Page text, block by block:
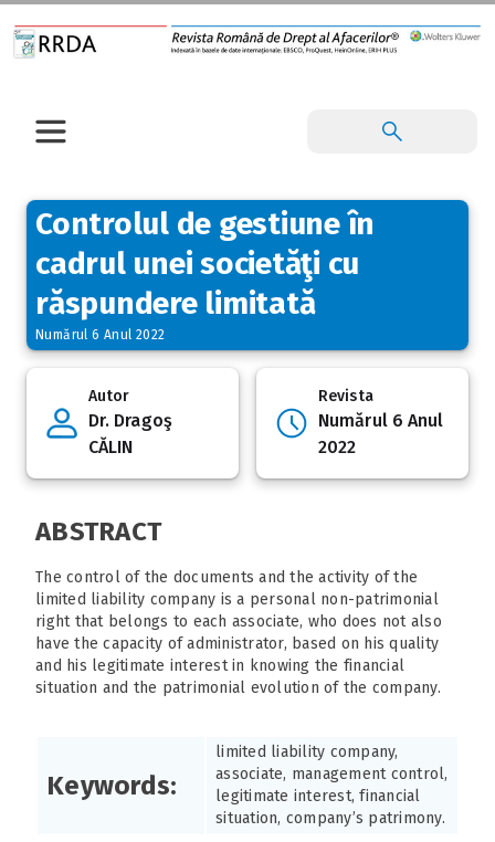
Controlul de gestiune în
cadrul unei societăţi cu
răspundere limitată
Numărul 6 Anul 2022
Autor
Dr. Dragoş
CĂLIN
Revista
Numărul 6 Anul
2022
ABSTRACT
The control of the documents and the activity of the
limited liability company is a personal non-patrimonial
right that belongs to each associate, who does not also
have the capacity of administrator, based on his quality
and his legitimate interest in knowing the financial
situation and the patrimonial evolution of the company.
Keywords:
limited liability company,
associate, management control,
legitimate interest, financial
situation, company’s patrimony.